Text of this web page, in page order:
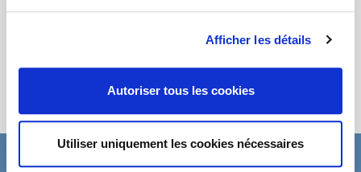
Afficher les détails
Autoriser tous les cookies
Utiliser uniquement les cookies nécessaires